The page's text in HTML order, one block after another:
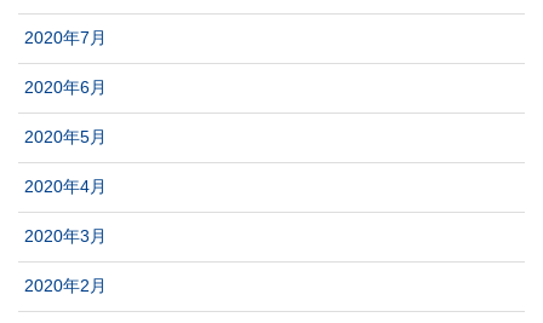
2020年7月
2020年6月
2020年5月
2020年4月
2020年3月
2020年2月